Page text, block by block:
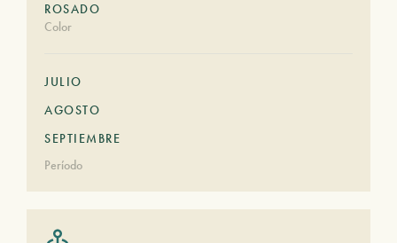
ROSADO
Color
JULIO
AGOSTO
SEPTIEMBRE
Período